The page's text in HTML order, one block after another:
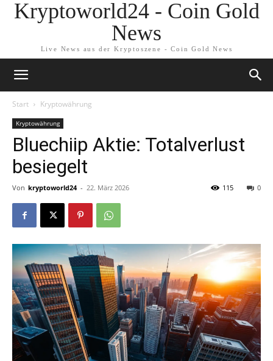
Kryptoworld24 - Coin Gold
News
Live News aus der Kryptoszene - Coin Gold News
Start Kryptowährung
Kryptowährung
Bluechiip Aktie: Totalverlust
besiegelt
Von kryptoworld24 - 22. März 2026 0
115